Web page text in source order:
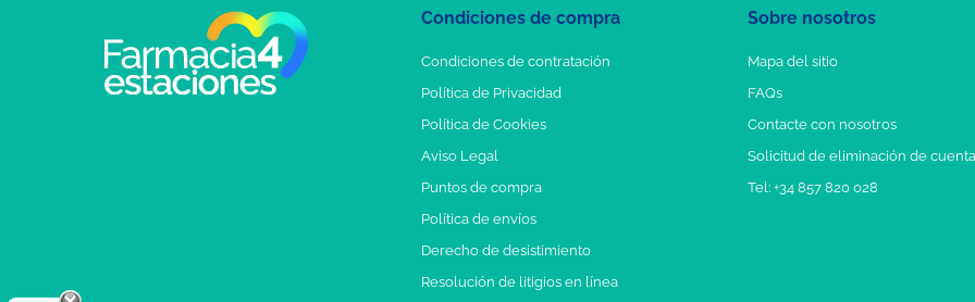
Condiciones de compra
Condiciones de contratación
Política de Privacidad
Política de Cookies
Aviso Legal
Puntos de compra
Política de envíos
Derecho de desistimiento
Resolución de litigios en línea
Sobre nosotros
Mapa del sitio
FAQs
Contacte con nosotros
Solicitud de eliminación de cuenta
Tel: +34 857 820 028